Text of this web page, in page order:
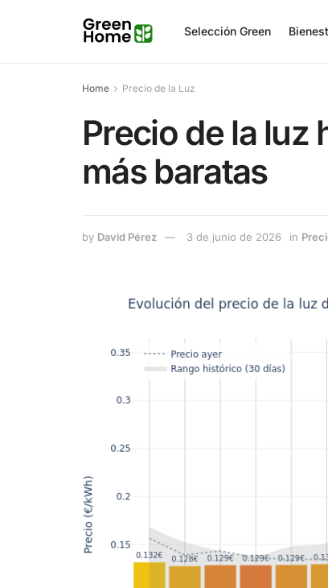
Selección Green
Home Precio de la Luz
Precio de la luz
más baratas
by David Pérez 3 de junio de 2026 in